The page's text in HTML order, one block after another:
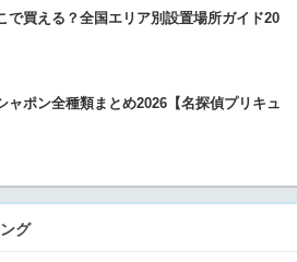
で買える？全国エリア別設置場所ガイド20
ャポン全種類まとめ2026【名探偵プリキュ
グ